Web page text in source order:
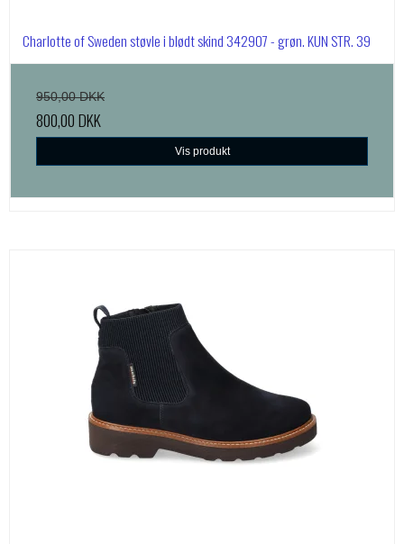
Charlotte of Sweden støvle i blødt skind 342907 - grøn. KUN STR. 39
950,00 DKK
800,00 DKK
Vis produkt